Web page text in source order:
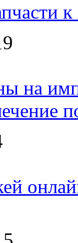
на